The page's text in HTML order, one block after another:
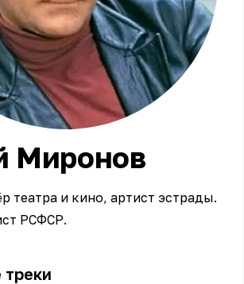
Миронов
театра и кино, артист эстрады.
РСФСР.